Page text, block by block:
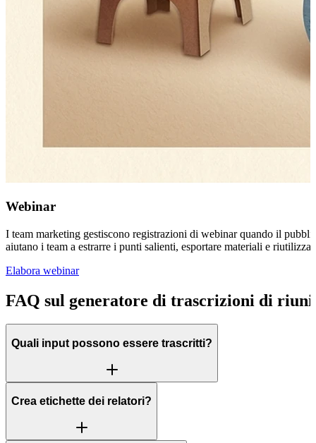
Webinar
I team marketing gestiscono registrazioni di webinar quando il
aiutano i team a estrarre i punti salienti, esportare materiali e
Elabora webinar
FAQ sul generatore di trascrizioni di
Quali input possono essere trascritti?
Crea etichette dei relatori?